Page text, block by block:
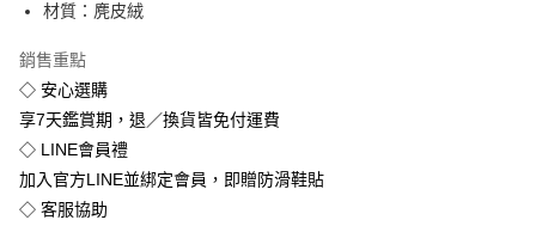
Google Pay
全盈+PAY
運送方式
全家付款取貨
免運費
材質：麂皮絨
銷售重點
◇ 安心選購
享7天鑑賞期，退／換貨皆免付運費
◇ LINE會員禮
加入官方LINE並綁定會員，即贈防滑鞋貼
◇ 客服協助